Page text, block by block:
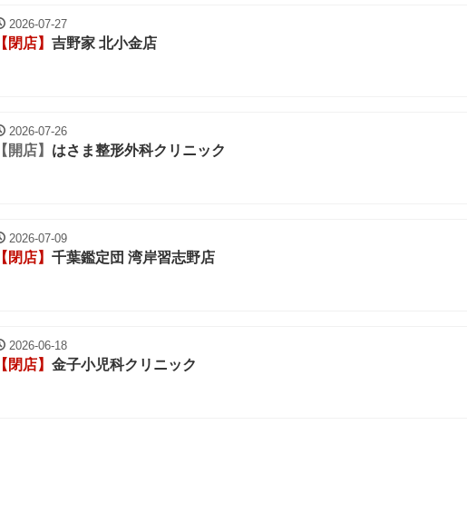
2026-07-27
【閉店】 吉野家 北小金店
2026-07-26
【開店】 はさま整形外科クリニック
2026-07-09
【閉店】 千葉鑑定団 湾岸習志野店
2026-06-18
【閉店】 金子小児科クリニック